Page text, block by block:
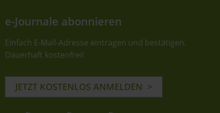
e-Journale abonnieren
Einfach E-Mail-Adresse eintragen und bestätigen.
Dauerhaft kostenfrei!
JETZT KOSTENLOS ANMELDEN